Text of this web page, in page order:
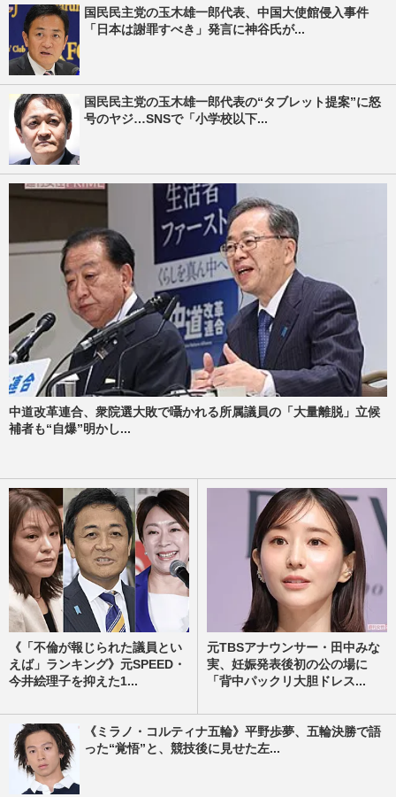
国民民主党の玉木雄一郎代表、中国大使館侵入事件
「日本は謝罪すべき」発言に神谷氏が...
国民民主党の玉木雄一郎代表の“タブレット提案”に怒
号のヤジ…SNSで「小学校以下...
中道改革連合、衆院選大敗で囁かれる所属議員の「大量離脱」立候
補者も“自爆”明かし...
《「不倫が報じられた議員とい
えば」ランキング》元SPEED・
今井絵理子を抑えた1...
元TBSアナウンサー・田中みな
実、妊娠発表後初の公の場に
「背中パックリ大胆ドレス...
《ミラノ・コルティナ五輪》平野歩夢、五輪決勝で語
った“覚悟”と、競技後に見せた左...